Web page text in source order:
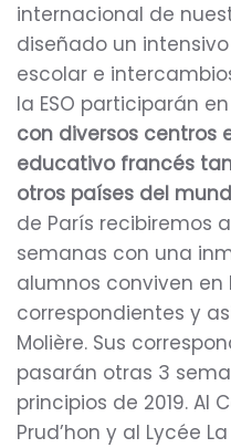
internacional de
diseñado un
escolar e
la ESO participarán en
con diversos centros
educativo francés
otros países del
de París recibiremos
semanas con una
alumnos conviven
correspondientes y
Molière. Sus
pasarán otras 3
principios de 2019. Al
Prud’hon y al Lycée